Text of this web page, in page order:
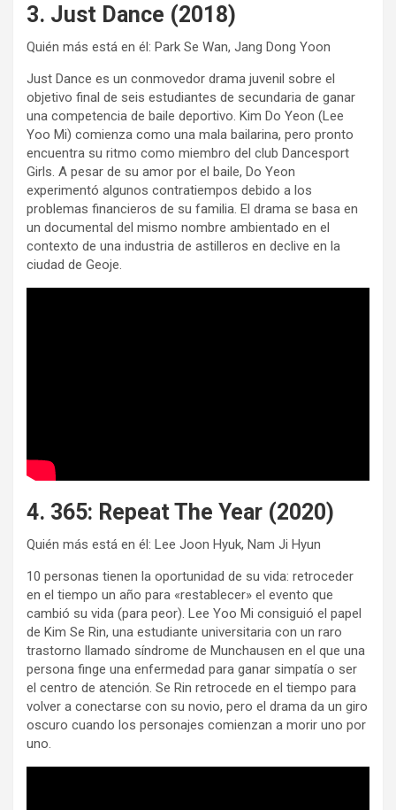
3. Just Dance (2018)
Quién más está en él: Park Se Wan, Jang Dong Yoon
Just Dance es un conmovedor drama juvenil sobre el
objetivo final de seis estudiantes de secundaria de ganar
una competencia de baile deportivo. Kim Do Yeon (Lee
Yoo Mi) comienza como una mala bailarina, pero pronto
encuentra su ritmo como miembro del club Dancesport
Girls. A pesar de su amor por el baile, Do Yeon
experimentó algunos contratiempos debido a los
problemas financieros de su familia. El drama se basa en
un documental del mismo nombre ambientado en el
contexto de una industria de astilleros en declive en la
ciudad de Geoje.
4. 365: Repeat The Year (2020)
Quién más está en él: Lee Joon Hyuk, Nam Ji Hyun
10 personas tienen la oportunidad de su vida: retroceder
en el tiempo un año para «restablecer» el evento que
cambió su vida (para peor). Lee Yoo Mi consiguió el papel
de Kim Se Rin, una estudiante universitaria con un raro
trastorno llamado síndrome de Munchausen en el que una
persona finge una enfermedad para ganar simpatía o ser
el centro de atención. Se Rin retrocede en el tiempo para
volver a conectarse con su novio, pero el drama da un giro
oscuro cuando los personajes comienzan a morir uno por
uno.